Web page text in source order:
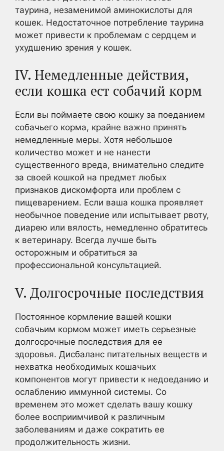
таурина, незаменимой аминокислоты для
кошек. Недостаточное потребление таурина
может привести к проблемам с сердцем и
ухудшению зрения у кошек.
IV. Немедленные действия,
если кошка ест собачий корм
Если вы поймаете свою кошку за поеданием
собачьего корма, крайне важно принять
немедленные меры. Хотя небольшое
количество может и не нанести
существенного вреда, внимательно следите
за своей кошкой на предмет любых
признаков дискомфорта или проблем с
пищеварением. Если ваша кошка проявляет
необычное поведение или испытывает рвоту,
диарею или вялость, немедленно обратитесь
к ветеринару. Всегда лучше быть
осторожным и обратиться за
профессиональной консультацией.
V. Долгосрочные последствия
Постоянное кормление вашей кошки
собачьим кормом может иметь серьезные
долгосрочные последствия для ее
здоровья. Дисбаланс питательных веществ и
нехватка необходимых кошачьих
компонентов могут привести к недоеданию и
ослаблению иммунной системы. Со
временем это может сделать вашу кошку
более восприимчивой к различным
заболеваниям и даже сократить ее
продолжительность жизни.